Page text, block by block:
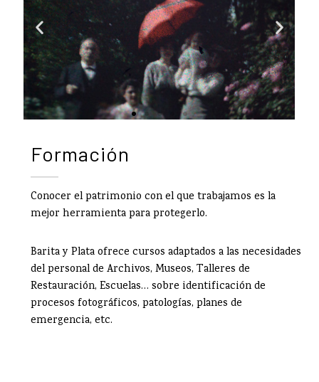
Formación
Conocer el patrimonio con el que trabajamos es la
mejor herramienta para protegerlo.
Barita y Plata ofrece cursos adaptados a las necesidades
del personal de Archivos, Museos, Talleres de
Restauración, Escuelas… sobre identificación de
procesos fotográficos, patologías, planes de
emergencia, etc.